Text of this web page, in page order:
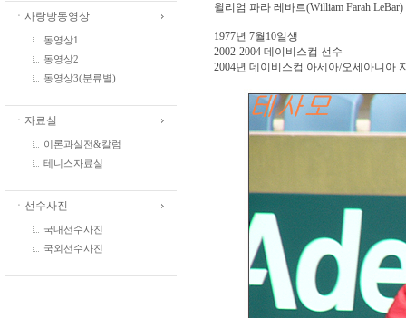
ㆍ사랑방동영상
동영상1
동영상2
동영상3(분류별)
ㆍ자료실
이론과실전&칼럼
테니스자료실
ㆍ선수사진
국내선수사진
국외선수사진
윌리엄 파라 레바르(William Farah LeBar)
1977년 7월10일생
2002-2004 데이비스컵 선수
2004년 데이비스컵 아세아/오세아니아